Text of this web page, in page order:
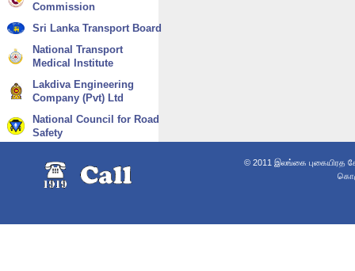
Commission
Sri Lanka Transport Board
National Transport
Medical Institute
Lakdiva Engineering
Company (Pvt) Ltd
National Council for Road
Safety
© 2011 இலங்கை புகையிரத